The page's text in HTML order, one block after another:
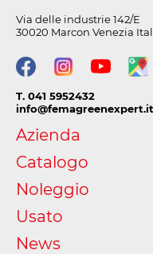
Via delle industrie 142/E
30020 Marcon Venezia
T. 041 5952432
info@femagreenexpert.it
Azienda
Catalogo
Noleggio
Usato
News